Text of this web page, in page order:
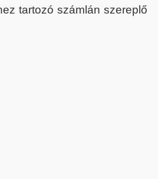
tartozó számlán szereplő